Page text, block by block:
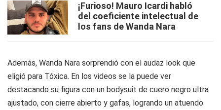
¡Furioso! Mauro Icardi habló
del coeficiente intelectual de
los fans de Wanda Nara
Además, Wanda Nara sorprendió con el audaz look que
eligió para Tóxica. En los videos se la puede ver
destacando su figura con un bodysuit de cuero negro ultra
ajustado, con cierre abierto y gafas, logrando un atuendo